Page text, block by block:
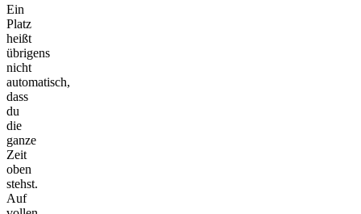
Ein
Platz
heißt
übrigens
nicht
automatisch,
dass
du
die
ganze
Zeit
oben
stehst.
Auf